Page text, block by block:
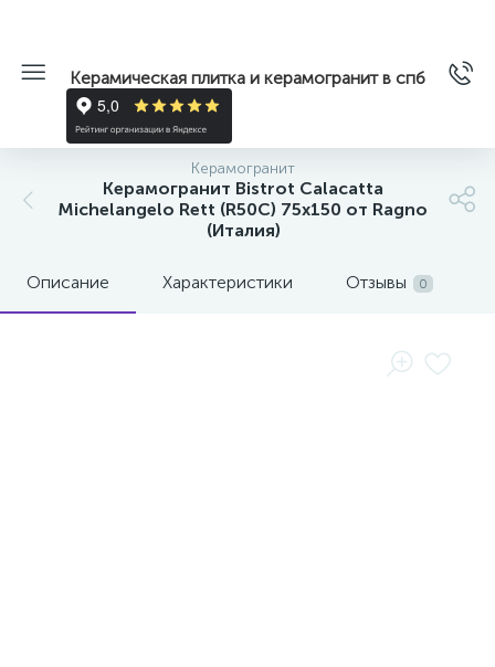
Керамическая плитка и керамогранит в спб
Керамогранит
Керамогранит Bistrot Calacatta
Michelangelo Rett (R50C) 75x150 от Ragno
(Италия)
Описание Характеристики Отзывы 0